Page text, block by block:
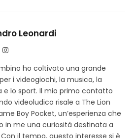
Leonardi
I
s
t
a
a
m
ho coltivato una grande
i videogiochi, la musica, la
e lo sport. Il mio primo contatto
videoludico risale a The Lion
Boy Pocket, un’esperienza che
in me una curiosità destinata a
il tempo, questo interesse si è